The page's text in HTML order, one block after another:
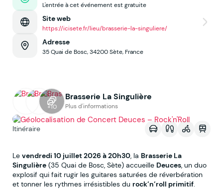
L'entrée à cet événement est gratuite
Site web
https://icisete.fr/lieu/brasserie-la-singuliere/
Adresse
35 Quai de Bosc, 34200 Sète, France
+10
Brasserie La Singulière
Plus d'informations
Voir sur la map
Itinéraire
Le vendredi 10 juillet 2026 à 20h30, la Brasserie La
Singulière (35 Quai de Bosc, Sète) accueille Deuces, un duo
explosif qui fait rugir les guitares saturées de réverbération
et tonner les rythmes irrésistibles du rock’n’roll primitif.